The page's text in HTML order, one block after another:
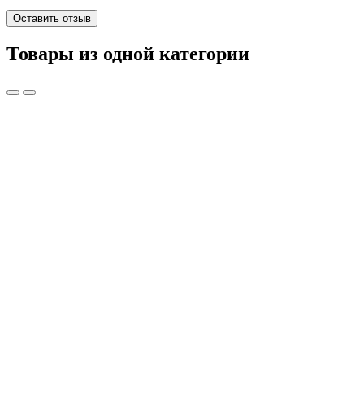
Оставить отзыв
Товары из одной категории